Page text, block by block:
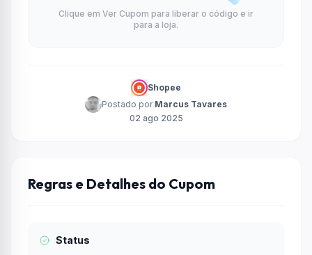
Clique em Ver Cupom para liberar o código e ir
para a loja.
Shopee
Postado por Marcus Tavares
02 ago 2025
Regras e Detalhes do Cupom
Status